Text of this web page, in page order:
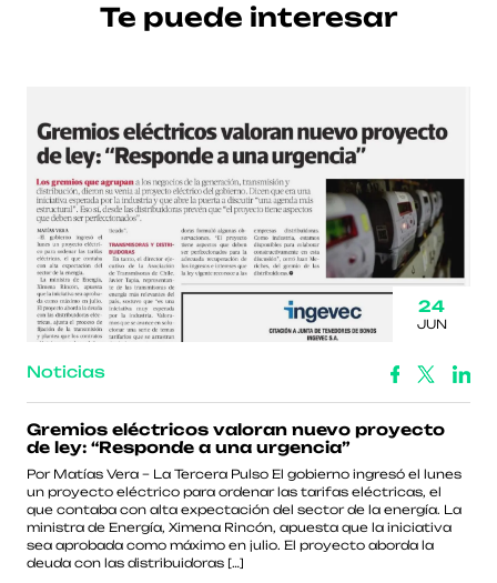
Te puede interesar
24
JUN
Noticias
Gremios eléctricos valoran nuevo proyecto
de ley: “Responde a una urgencia”
Por Matías Vera – La Tercera Pulso El gobierno ingresó el lunes
un proyecto eléctrico para ordenar las tarifas eléctricas, el
que contaba con alta expectación del sector de la energía. La
ministra de Energía, Ximena Rincón, apuesta que la iniciativa
sea aprobada como máximo en julio. El proyecto aborda la
deuda con las distribuidoras […]